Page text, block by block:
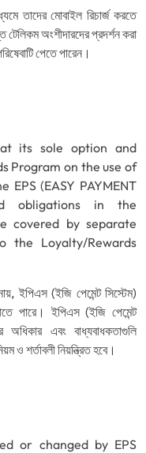
তাদের মোবাইল রিচার্জ করতে
অংশীদারদের প্রদর্শন করা
পেতে পারেন।
at its sole option and
Program on the use of
EPS (EASY PAYMENT
obligations in the
covered by separate
the Loyalty/Rewards
ইপিএস (ইজি পেমেন্ট সিস্টেম)
পারে। ইপিএস (ইজি পেমেন্ট
অধিকার এবং বাধ্যবাধকতাগুলি
ও শর্তাবলী নিয়ন্ত্রিত হবে।
or changed by EPS